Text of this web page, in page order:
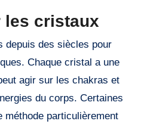
les cristaux
depuis des siècles pour
Chaque cristal a une
agir sur les chakras et
du corps. Certaines
méthode particulièrement